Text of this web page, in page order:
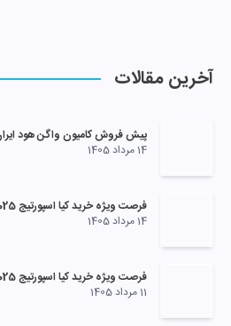
آخرین مقالات
پیش فروش کامیون واگن هود ایران
14 مرداد 1405
فرصت ویژه خرید کیا اسپورتیج 2025 – مرداد 1405
14 مرداد 1405
فرصت ویژه خرید کیا اسپورتیج 2025 – مرداد 1405
11 مرداد 1405